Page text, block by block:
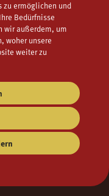
zu ermöglichen und
Bedürfnisse
wir außerdem, um
woher unsere
weiter zu